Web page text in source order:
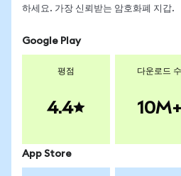
하세요. 가장 신뢰받는 암호화폐 지갑.
Google Play
평점
4.4
다운로드 수
10M+
App Store